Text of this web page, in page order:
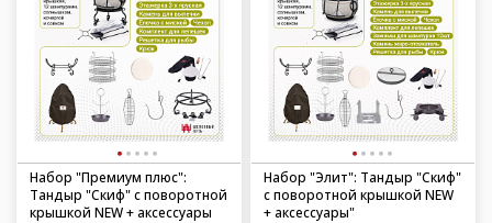
Набор "Премиум плюс":
Тандыр "Скиф" с поворотной
крышкой NEW + аксессуары
Набор "Элит": Тандыр "Скиф"
с поворотной крышкой NEW
+ аксессуары"